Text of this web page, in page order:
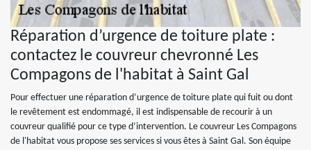
Réparation d’urgence de toiture plate :
contactez le couvreur chevronné Les
Compagons de l'habitat à Saint Gal
Pour effectuer une réparation d’urgence de toiture plate qui fuit ou dont
le revêtement est endommagé, il est indispensable de recourir à un
couvreur qualifié pour ce type d’intervention. Le couvreur Les Compagons
de l'habitat vous propose ses services si vous êtes à Saint Gal. Son équipe